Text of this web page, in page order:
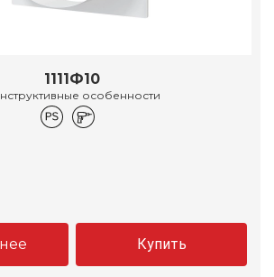
1111Ф10
особенности
Купить